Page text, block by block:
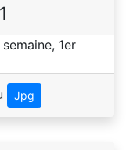
Jpg